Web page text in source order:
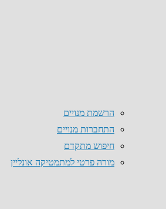
הרשמת מנויים
התחברות מנויים
חיפוש מתקדם
מורה פרטי למתמטיקה אונליין